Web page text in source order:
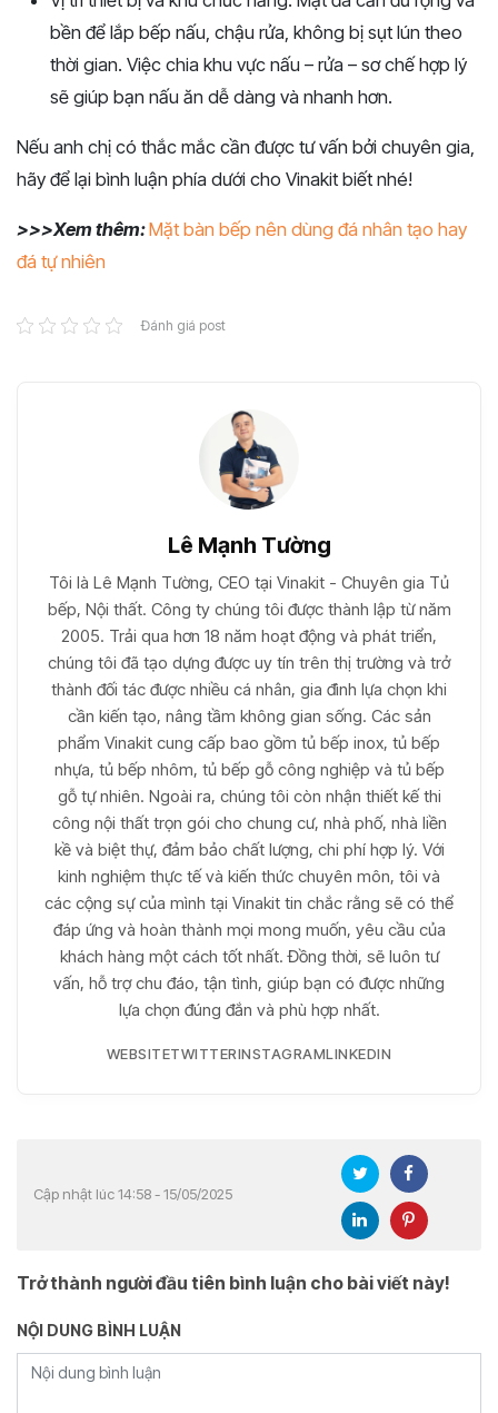
bền để lắp bếp nấu, chậu rửa, không bị sụt lún theo
thời gian. Việc chia khu vực nấu – rửa – sơ chế hợp lý
sẽ giúp bạn nấu ăn dễ dàng và nhanh hơn.
Nếu anh chị có thắc mắc cần được tư vấn bởi chuyên gia,
hãy để lại bình luận phía dưới cho Vinakit biết nhé!
>>>Xem thêm:Mặt bàn bếp nên dùng đá nhân tạo hay
đá tự nhiên
Đánh giá post
Lê Mạnh Tường
Tôi là Lê Mạnh Tường, CEO tại Vinakit - Chuyên gia Tủ
bếp, Nội thất. Công ty chúng tôi được thành lập từ năm
2005. Trải qua hơn 18 năm hoạt động và phát triển,
chúng tôi đã tạo dựng được uy tín trên thị trường và trở
thành đối tác được nhiều cá nhân, gia đình lựa chọn khi
cần kiến tạo, nâng tầm không gian sống. Các sản
phẩm Vinakit cung cấp bao gồm tủ bếp inox, tủ bếp
nhựa, tủ bếp nhôm, tủ bếp gỗ công nghiệp và tủ bếp
gỗ tự nhiên. Ngoài ra, chúng tôi còn nhận thiết kế thi
công nội thất trọn gói cho chung cư, nhà phố, nhà liền
kề và biệt thự, đảm bảo chất lượng, chi phí hợp lý. Với
kinh nghiệm thực tế và kiến thức chuyên môn, tôi và
các cộng sự của mình tại Vinakit tin chắc rằng sẽ có thể
đáp ứng và hoàn thành mọi mong muốn, yêu cầu của
khách hàng một cách tốt nhất. Đồng thời, sẽ luôn tư
vấn, hỗ trợ chu đáo, tận tình, giúp bạn có được những
lựa chọn đúng đắn và phù hợp nhất.
WEBSITETWITTERINSTAGRAMLINKEDIN
Cập nhật lúc 14:58 - 15/05/2025
Trở thành người đầu tiên bình luận cho bài viết này!
NỘI DUNG BÌNH LUẬN